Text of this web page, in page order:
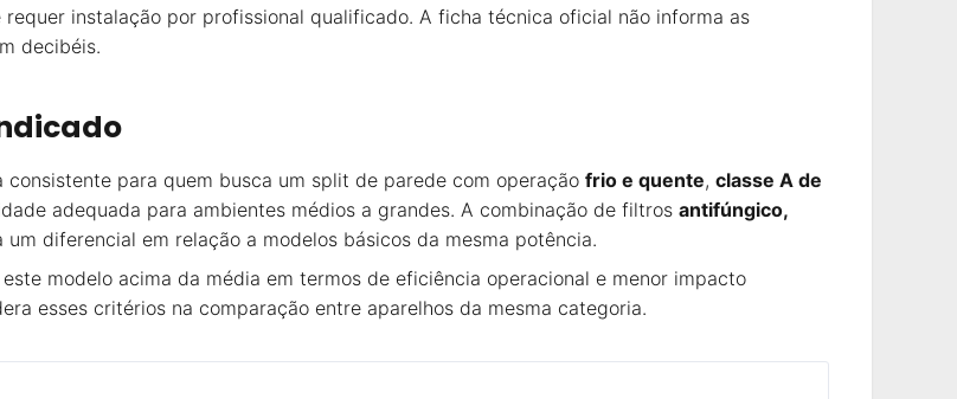
instalação por profissional qualificado. A ficha técnica oficial não informa as
decibéis.
consistente para quem busca um split de parede com operação frio e quente, classe A de
adequada para ambientes médios a grandes. A combinação de filtros antifúngico,
diferencial em relação a modelos básicos da mesma potência.
modelo acima da média em termos de eficiência operacional e menor impacto
esses critérios na comparação entre aparelhos da mesma categoria.